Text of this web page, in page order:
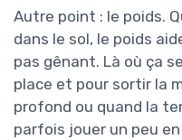
Autre point : le poids.
dans le sol, le poids
pas gênant. Là où ça
place et pour sortir la
profond ou quand la
parfois jouer un peu